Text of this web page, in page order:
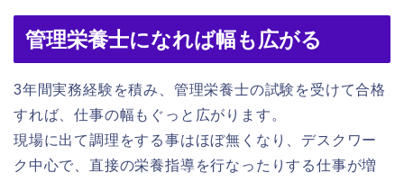
管理栄養士になれば幅も広がる
3年間実務経験を積み、管理栄養士の試験を受けて合格
すれば、仕事の幅もぐっと広がります。
現場に出て調理をする事はほぼ無くなり、デスクワー
ク中心で、直接の栄養指導を行なったりする仕事が増